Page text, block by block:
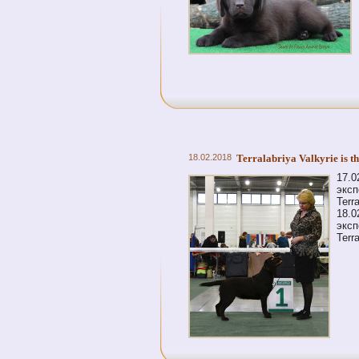
18.02.2018 Terralabriya Valkyrie is